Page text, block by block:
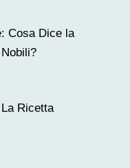
Cosa Dice la
Ricetta